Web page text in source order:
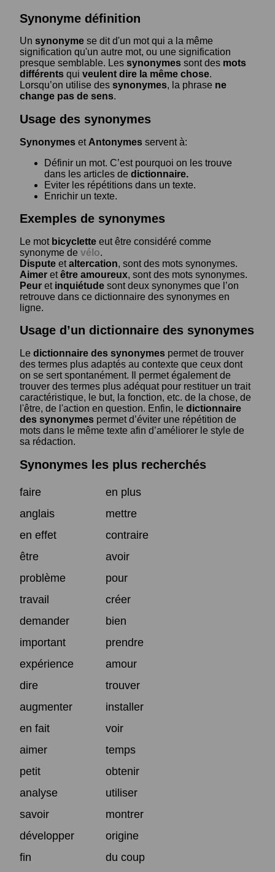
Synonyme définition
Un synonyme se dit d'un mot qui a la même
signification qu'un autre mot, ou une signification
presque semblable. Les synonymes sont des mots
différents qui veulent dire la même chose.
Lorsqu’on utilise des synonymes, la phrase ne
change pas de sens.
Usage des synonymes
Synonymes et Antonymes servent à:
Définir un mot. C’est pourquoi on les trouve
dans les articles de dictionnaire.
Eviter les répétitions dans un texte.
Enrichir un texte.
Exemples de synonymes
Le mot bicyclette eut être considéré comme
synonyme de vélo.
Dispute etaltercation, sont des mots synonymes.
Aimer etêtre amoureux, sont des mots synonymes.
Peur et inquiétude sont deux synonymes que l’on
retrouve dans ce dictionnaire des synonymes en
ligne.
Usage d’un dictionnaire des synonymes
Le dictionnaire des synonymes permet de trouver
des termes plus adaptés au contexte que ceux dont
on se sert spontanément. Il permet également de
trouver des termes plus adéquat pour restituer un trait
caractéristique, le but, la fonction, etc. de la chose, de
l'être, de l'action en question. Enfin, le dictionnaire
des synonymes permet d’éviter une répétition de
mots dans le même texte afin d’améliorer le style de
sa rédaction.
Synonymes les plus recherchés
faire
en plus
anglais
mettre
en effet
contraire
être
avoir
problème
pour
travail
créer
demander
bien
important
prendre
expérience
amour
dire
trouver
augmenter
installer
en fait
voir
aimer
temps
petit
obtenir
analyse
utiliser
savoir
montrer
développer
origine
fin
du coup